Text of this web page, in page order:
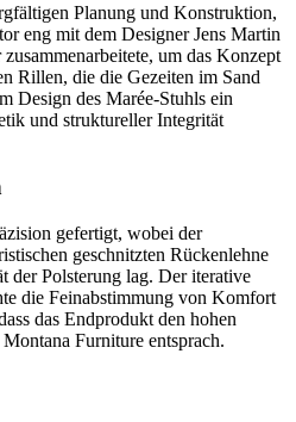
Planung und Konstruktion,
eng mit dem Designer Jens Martin
um das Konzept
Rillen, die die Gezeiten im Sand
Design des Marée-Stuhls ein
und struktureller Integrität
gefertigt, wobei der
geschnitzten Rückenlehne
der Polsterung lag. Der iterative
die Feinabstimmung von Komfort
das Endprodukt den hohen
Furniture entsprach.